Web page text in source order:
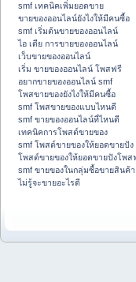
smf เทคนิคเพิ่มยอดขาย
ขายของออนไลน์ยังไงให้มีคนซื้อ
smf เริ่มต้นขายของออนไลน์
ไอ เดีย การขายของออนไลน์
เว็บขายของออนไลน์
เริ่ม ขายของออนไลน์ โพสฟรี
อยากขายของออนไลน์ smf
โพสขายของยังไงให้มีคนซื้อ
smf โพสขายของแบบไหนดี
smf ขายของออนไลน์ที่ไหนดี
เทคนิคการโพสต์ขายของ
smf โพสต์ขายของให้ยอดขายปัง
โพสต์ขายของให้ยอดขายปังโพส
smf ขายของในกลุ่มซื้อขายสินค้า
ไม่รู้จะขายอะไรดี